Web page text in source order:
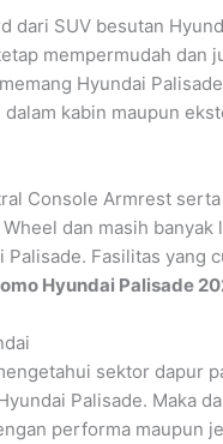
dari SUV besutan
mempermudah dan
Hyundai
kabin maupun
Console Armrest
dan masih
Fasilitas yang
Hyundai Palisade
sektor dapur
Palisade. Maka
performa maupun